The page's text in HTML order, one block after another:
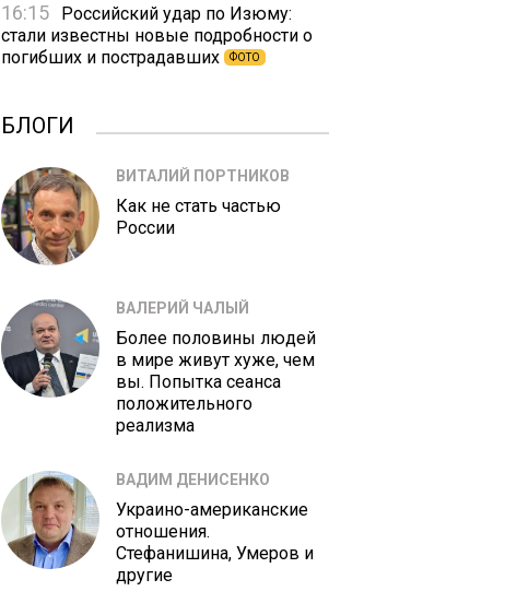
16:15
Российский удар по Изюму:
стали известны новые подробности о
погибших и пострадавших
ФОТО
БЛОГИ
ВИТАЛИЙ ПОРТНИКОВ
Как не стать частью
России
ВАЛЕРИЙ ЧАЛЫЙ
Более половины людей
в мире живут хуже, чем
вы. Попытка сеанса
положительного
реализма
ВАДИМ ДЕНИСЕНКО
Украино-американские
отношения.
Стефанишина, Умеров и
другие